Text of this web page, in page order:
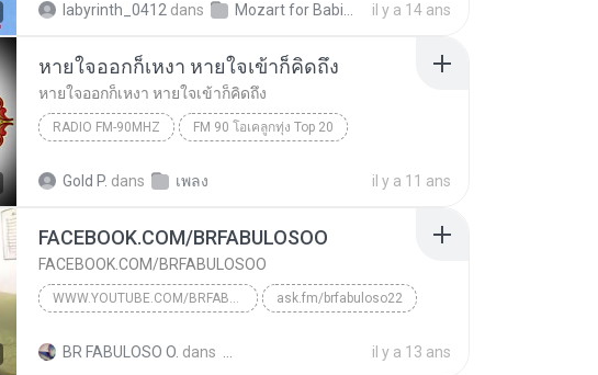
Piano Sonata No.11 - 3rd Movement Classic FM
labyrinth_0412 dans il y a 14 ans
หายใจออกก็เหงา หายใจเข้าก็คิดถึง
หายใจออกก็เหงา หายใจเข้าก็คิดถึง
RADIO FM-90MHZ FM 90 โอเคลูกทุ่ง Top 20
Gold P. dans เพลง il y a 11 ans
FACEBOOK.COM/BRFABULOSOO
FACEBOOK.COM/BRFABULOSOO
WWW.YOUTUBE.COM/BRFABULOSO ask.fm/brfabuloso22
BR FABULOSO O. dans il y a 13 ans